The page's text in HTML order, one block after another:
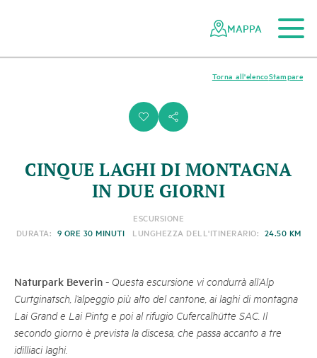
dei
MAPPA
i s
Stampare
Torna all'elenco
CINQUE LAGHI DI MONTAGNA
IN DUE GIORNI
ESCURSIONE
DURATA: 9 ORE 30 MINUTI LUNGHEZZA DELL'ITINERARIO: 24.50 KM
Naturpark Beverin - Questa escursione vi condurrà all’Alp
Curtginatsch, l’alpeggio più alto del cantone, ai laghi di montagna
Lai Grand e Lai Pintg e poi al rifugio Cufercalhütte SAC. Il
secondo giorno è prevista la discesa, che passa accanto a tre
idilliaci laghi.